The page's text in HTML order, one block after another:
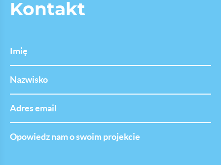
Kontakt
email
nam